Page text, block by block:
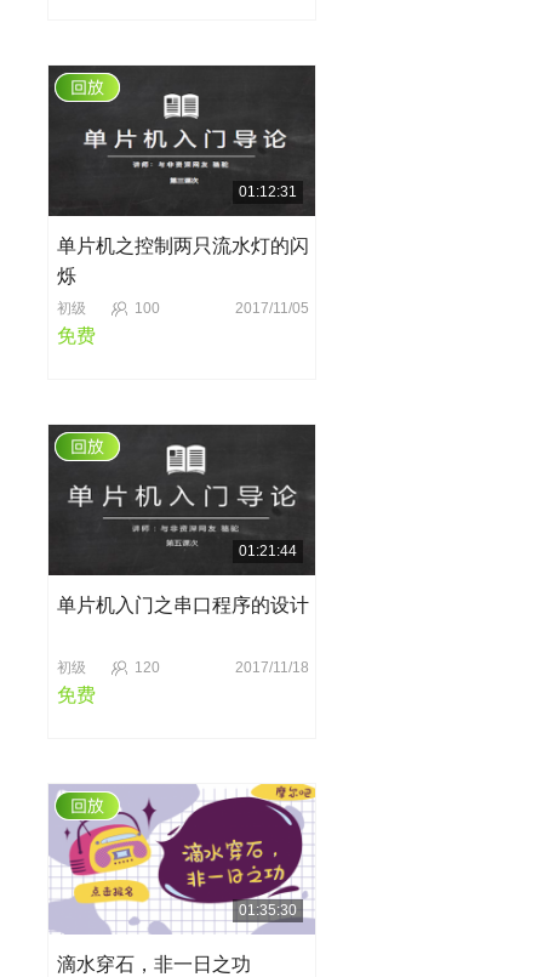
01:12:31
单片机之控制两只流水灯的闪
烁
初级 100 2017/11/05
免费
01:21:44
单片机入门之串口程序的设计
初级 120 2017/11/18
免费
01:35:30
滴水穿石，非一日之功